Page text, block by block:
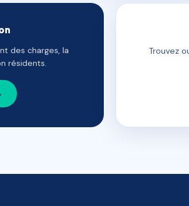
des charges, la
résidents.
Trouvez